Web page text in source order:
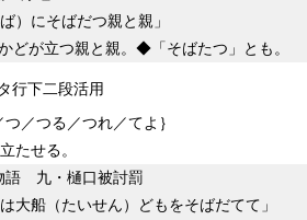
）にそばだつ親と親」
どが立つ親と親。◆「そばたつ」とも。
タ行下二段活用
つ／つる／つれ／てよ｝
たせる。
語 九・樋口被討罰
は大船（たいせん）どもをそばだてて」